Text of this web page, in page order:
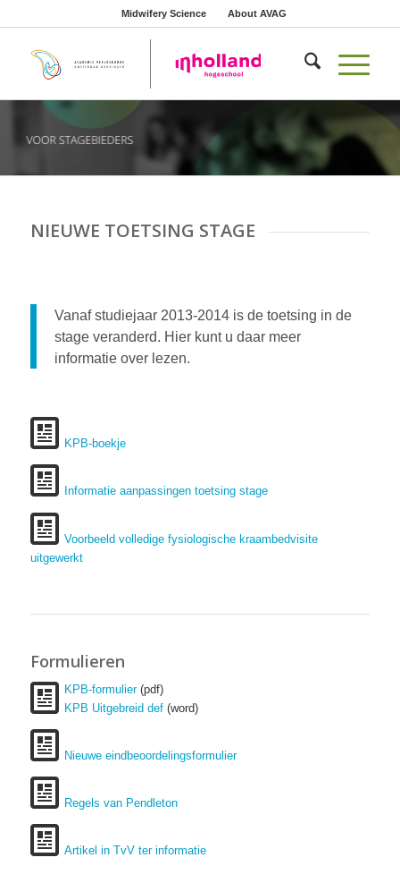
Midwifery Science About AVAG
NIEUWE TOETSING STAGE
Vanaf studiejaar 2013-2014 is de toetsing in de
stage veranderd. Hier kunt u daar meer
informatie over lezen.
KPB-boekje
Informatie aanpassingen toetsing stage
Voorbeeld volledige fysiologische kraambedvisite
uitgewerkt
Formulieren
KPB-formulier(pdf)
KPB Uitgebreid def (word)
Nieuwe eindbeoordelingsformulier
Regels van Pendleton
Artikel in TvV ter informatie